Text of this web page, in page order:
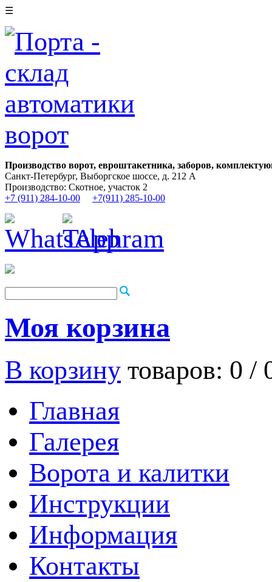
☰
Производство ворот, евроштакетника, заборов,
Санкт-Петербург, Выборгское шоссе, д. 212 А
Производство: Скотное, участок 2
+7 (911) 284-10-00
+7(911) 285-10-00
Моя корзина
В корзину товаров: 0 /
Главная
Галерея
Ворота и калитки
Инструкции
Информация
Контакты